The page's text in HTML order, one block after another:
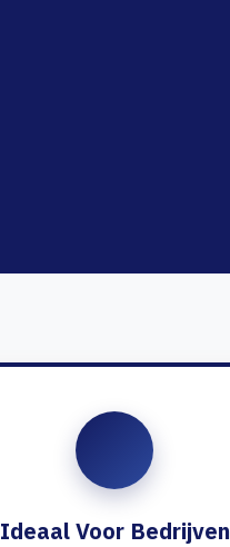
Ideaal Voor Bedrijven